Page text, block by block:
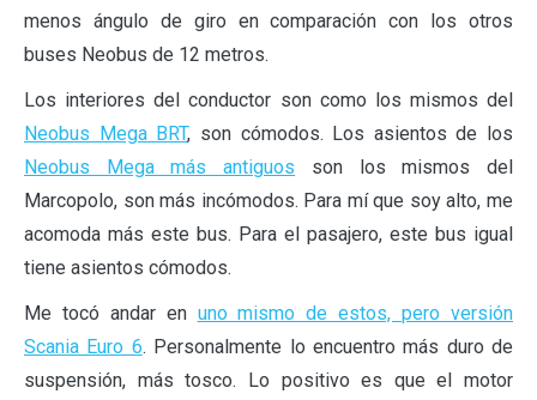
menos ángulo de giro en comparación con los otros
buses Neobus de 12 metros.
Los interiores del conductor son como los mismos del
Neobus Mega BRT, son cómodos. Los asientos de los
Neobus Mega más antiguos son los mismos del
Marcopolo, son más incómodos. Para mí que soy alto, me
acomoda más este bus. Para el pasajero, este bus igual
tiene asientos cómodos.
Me tocó andar en uno mismo de estos, pero versión
Scania Euro 6. Personalmente lo encuentro más duro de
suspensión, más tosco. Lo positivo es que el motor